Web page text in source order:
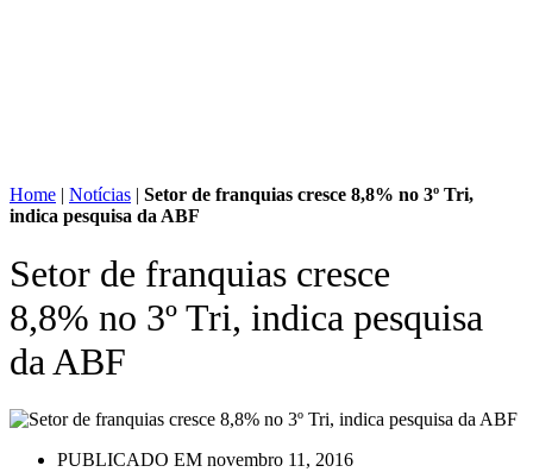
Home | Notícias | Setor de franquias cresce 8,8% no 3º Tri,
indica pesquisa da ABF
Setor de franquias cresce
8,8% no 3º Tri, indica pesquisa
da ABF
PUBLICADO EM novembro 11, 2016